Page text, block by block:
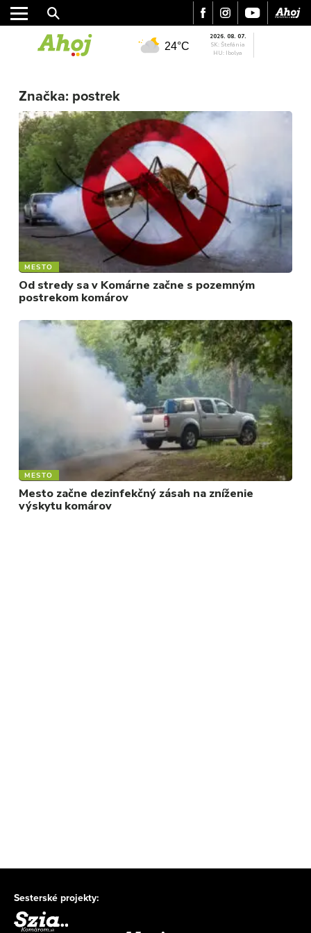
MESTO
REGIÓN
ŠPORT
KULTÚRA
FOTKY
VIDEO
24°C
2026. 08. 07.
SK: Štefánia
HU: Ibolya
Značka: postrek
MESTO
Od stredy sa v Komárne začne s pozemným
postrekom komárov
MESTO
Mesto začne dezinfekčný zásah na zníženie
výskytu komárov
Sesterské projekty: